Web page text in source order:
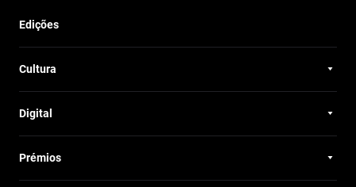
Edições
Cultura
Digital
Prémios